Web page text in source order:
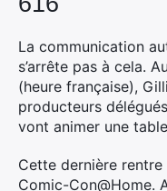
La communication
s’arrête pas à cela.
(heure française),
producteurs
vont animer une
Cette dernière
Comic-Con@Home.